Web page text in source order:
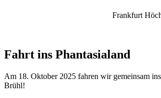
Frankfurt
Fahrt ins Phantasialand
Am 18. Oktober 2025 fahren wir gemeinsam
Brühl!